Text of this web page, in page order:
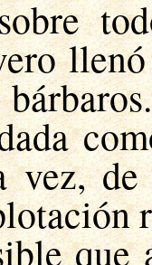
vez,
que